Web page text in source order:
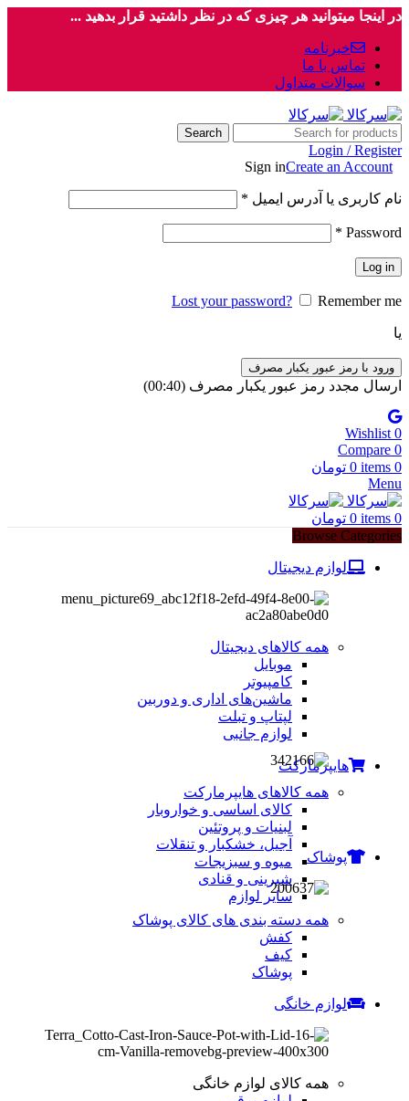
در اینجا میتوانید هر چیزی که در نظر داشتید قرار بدهید ...
خبرنامه
تماس با ما
سوالات متداول
Search
Login / Register
Sign inCreate an Account
نام کاربری یا آدرس ایمیل *
Password
*
Log in
Lost your password? Remember me
یا
ورود با رمز عبور یکبار مصرف
ارسال مجدد رمز عبور یکبار مصرف (00:
40
)
0
Wishlist
0
Compare
0
items
0 تومان
Menu
0
items
0 تومان
Browse Categories
لوازم دیجیتال
همه کالاهای دیجیتال
موبایل
کامپیوتر
ماشین‌های اداری و دوربین
لپتاپ و تبلت
لوازم جانبی
هایپرمارکت
همه کالاهای هایپرمارکت
کالای اساسی و خواروبار
لبنیات و پروتئین
آجیل، خشکبار و تنقلات
میوه و سبزیجات
شیرینی و قنادی
سایر لوازم
پوشاک
همه دسته بندی های کالای پوشاک
کفش
کیف
پوشاک
لوازم خانگی
همه کالای لوازم خانگی